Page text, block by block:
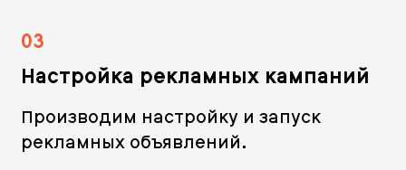
03
Настройка рекламных кампаний
Производим настройку и запуск
рекламных объявлений.